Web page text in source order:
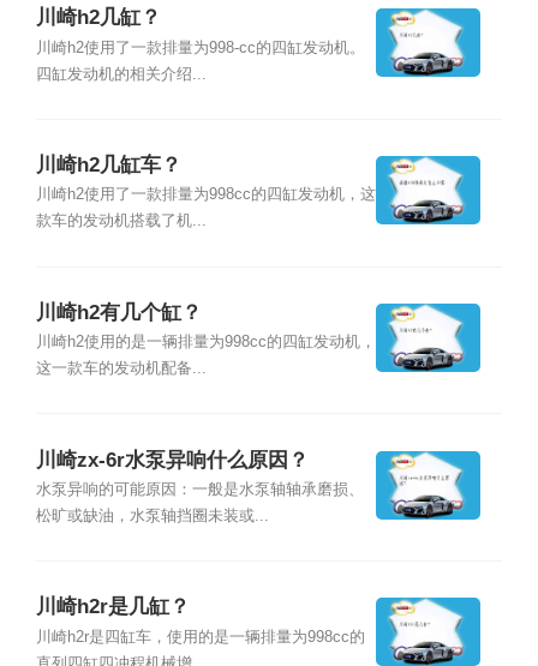
川崎h2几缸？
川崎h2使用了一款排量为998-cc的四缸发动机。
四缸发动机的相关介绍...
川崎h2几缸车？
川崎h2使用了一款排量为998cc的四缸发动机，这
款车的发动机搭载了机...
川崎h2有几个缸？
川崎h2使用的是一辆排量为998cc的四缸发动机，
这一款车的发动机配备...
川崎zx-6r水泵异响什么原因？
水泵异响的可能原因：一般是水泵轴轴承磨损、
松旷或缺油，水泵轴挡圈未装或...
川崎h2r是几缸？
川崎h2r是四缸车，使用的是一辆排量为998cc的